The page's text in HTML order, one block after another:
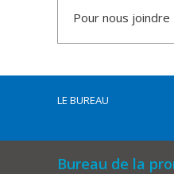
Pour nous joindre
LE BUREAU
Bureau de la